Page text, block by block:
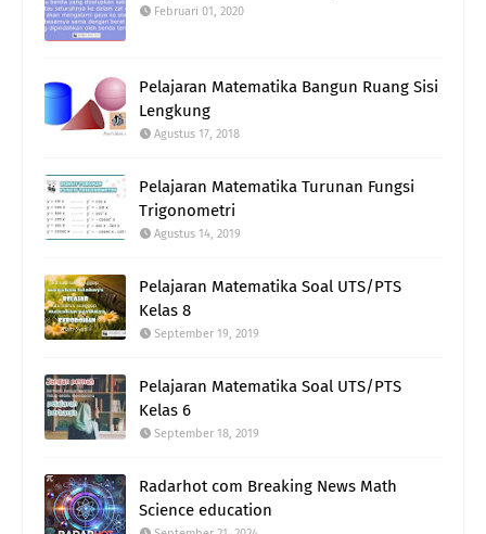
Februari 01, 2020
Pelajaran Matematika Bangun Ruang Sisi
Lengkung
Agustus 17, 2018
Pelajaran Matematika Turunan Fungsi
Trigonometri
Agustus 14, 2019
Pelajaran Matematika Soal UTS/PTS
Kelas 8
September 19, 2019
Pelajaran Matematika Soal UTS/PTS
Kelas 6
September 18, 2019
Radarhot com Breaking News Math
Science education